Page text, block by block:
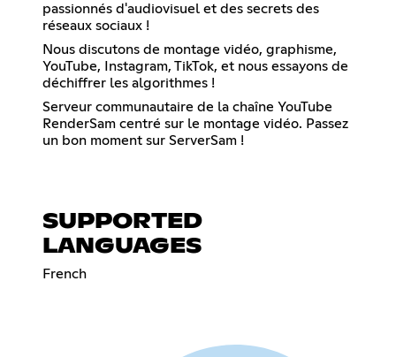
passionnés d'audiovisuel et des secrets des
réseaux sociaux !
Nous discutons de montage vidéo, graphisme,
YouTube, Instagram, TikTok, et nous essayons de
déchiffrer les algorithmes !
Serveur communautaire de la chaîne YouTube
RenderSam centré sur le montage vidéo. Passez
un bon moment sur ServerSam !
SUPPORTED
LANGUAGES
French